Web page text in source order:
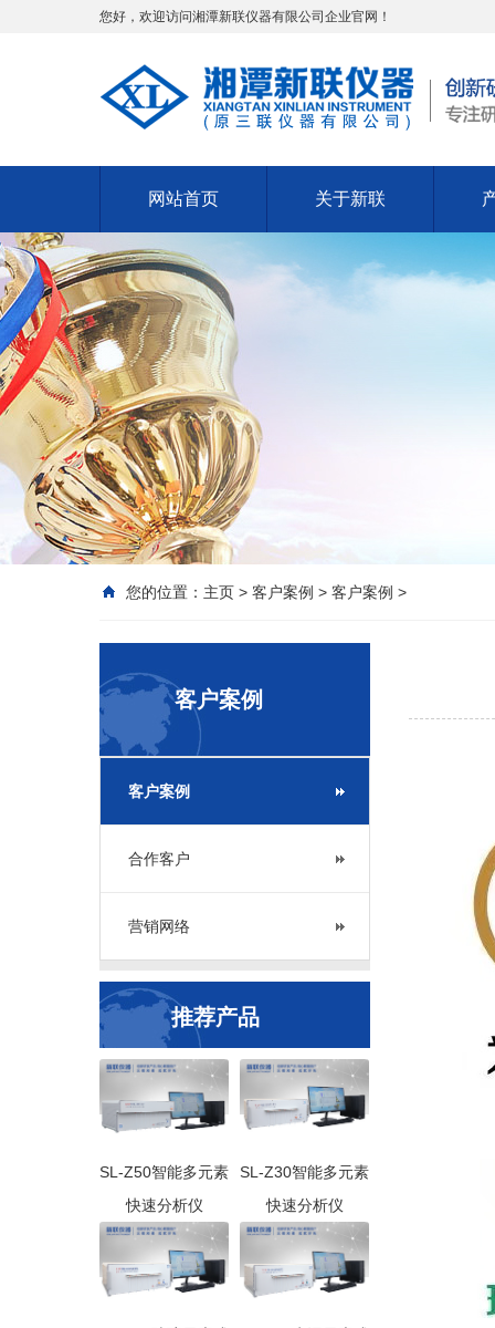
您好，欢迎访问湘潭新联仪器有限公司企业官网！
网站首页 关于新联
您的位置： 主页 > 客户案例 > 客户案例 >
客户案例
客户案例
合作客户
营销网络
推荐产品
SL-Z50智能多元素
快速分析仪
SL-Z30智能多元素
快速分析仪